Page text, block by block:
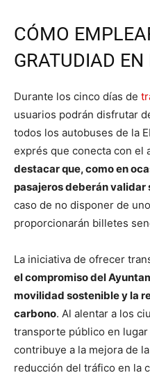
CÓMO
GRATUDIAD
Durante los cinco días de
usuarios podrán disfrutar
todos los autobuses de la
exprés que conecta con el
destacar que, como en
pasajeros deberán
caso de no disponer de
proporcionarán billetes
La iniciativa de ofrecer
el compromiso del
movilidad sostenible y la
carbono. Al alentar a los
transporte público en
contribuye a la mejora de
reducción del tráfico en la